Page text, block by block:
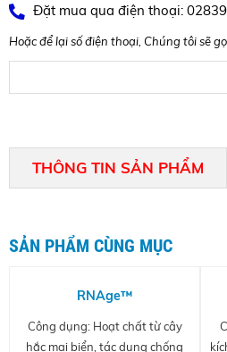
Đặt mua qua điện thoại:
Hoặc để lại số điện thoại, Chúng tôi sẽ
THÔNG TIN SẢN PHẨM
SẢN PHẨM CÙNG MỤC
RNAge™
Công dụng: Hoạt chất từ cây
hắc mai biển, tác dụng chống
hoạt